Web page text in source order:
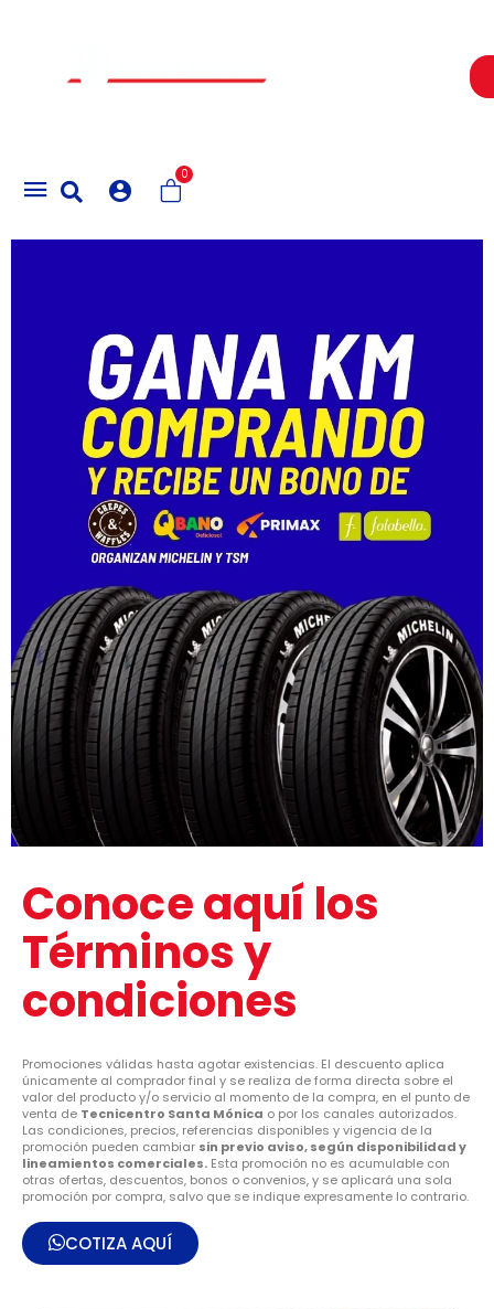
0
Conoce aquí los
Términos y
condiciones
Promociones válidas hasta agotar existencias. El descuento aplica
únicamente al comprador final y se realiza de forma directa sobre el
valor del producto y/o servicio al momento de la compra, en el punto de
venta de Tecnicentro Santa Mónica o por los canales autorizados.
Las condiciones, precios, referencias disponibles y vigencia de la
promoción pueden cambiar sin previo aviso, según disponibilidad y
lineamientos comerciales. Esta promoción no es acumulable con
otras ofertas, descuentos, bonos o convenios, y se aplicará una sola
promoción por compra, salvo que se indique expresamente lo contrario.
COTIZA AQUÍ